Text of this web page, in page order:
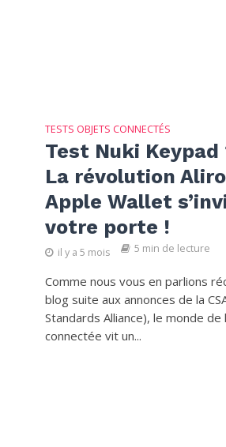
TESTS OBJETS CONNECTÉS
Test Nuki Keypad
La révolution
Apple Wallet
votre porte !
il y a 5 mois 5 min de lecture
Comme nous vous en parlions
blog suite aux annonces de la
Standards Alliance), le monde de
connectée vit un...